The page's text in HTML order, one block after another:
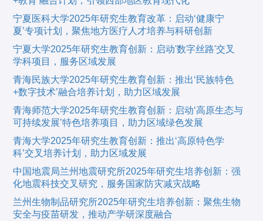
宁夏医科大学2025年研究生教育改革：启动‘健康宁
夏’专项计划，聚焦地方医疗人才培养与科研创新
宁夏大学2025年研究生教育创新：启动'数字丝路'交叉
学科项目，服务区域发展
青海民族大学2025年研究生教育创新：推出‘民族特色
+数字技术’融合培养计划，助力区域发展
青海师范大学2025年研究生教育创新：启动‘高原生态与
可持续发展’特色培养项目，助力区域绿色发展
青海大学2025年研究生教育创新：推出‘高原特色学
科’交叉培养计划，助力区域发展
中国地震局兰州地震研究所2025年研究生培养创新：强
化地震科技交叉研究，服务国家防灾减灾战略
兰州生物制品研究所2025年研究生培养创新：聚焦生物
安全与疫苗研发，推动产学研深度融合